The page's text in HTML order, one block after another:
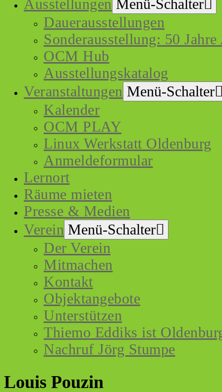
Ausstellungen Menü-Schalter
Dauerausstellungen
Sonderausstellung: 50
OCM Hub
Ausstellungskatalog
Veranstaltungen Menü-Schalter
Kalender
OCM PLAY
Linux Werkstatt Oldenburg
Anmeldeformular
Lernort
Räume mieten
Presse & Medien
Verein Menü-Schalter
Der Verein
Mitmachen
Kontakt
Objektangebote
Unterstützen
Thiemo Eddiks ist
Nachruf Jörg Stumpe
Louis Pouzin